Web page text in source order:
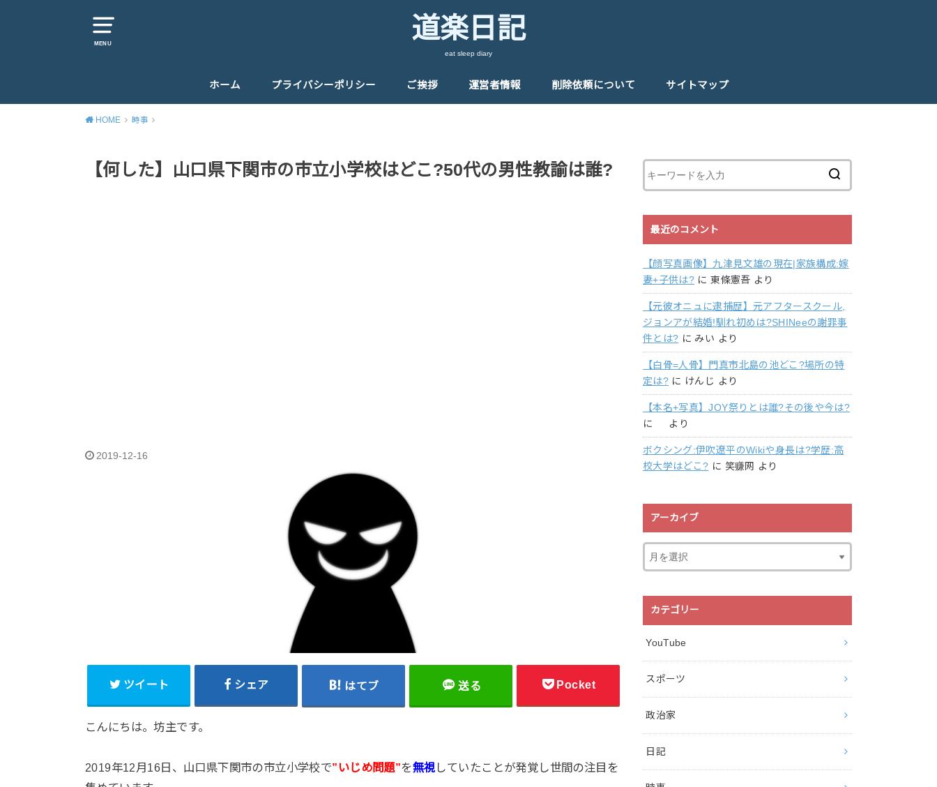
MENU 道楽日記
eat sleep diary
ホーム プライバシーポリシー ご挨拶 運営者情報 削除依頼について サイトマップ
HOME 時事
【何した】山口県下関市の市立小学校はどこ?50代の男性教諭は誰?
2019-12-16
ツイート シェア はてブ 送る Pocket
こんにちは。坊主です。
2019年12月16日、山口県下関市の市立小学校で”いじめ問題”を無視 していたことが発覚し世間の注目を
最近のコメント
【顔写真画像】九津見文雄の現在|家族構成:嫁
妻+子供は? に東條憲吾 より
【元彼オニュに逮捕歴】元アフタースクール,
ジョンアが結婚!馴れ初めは?SHINeeの謝罪事
件とは? に みい より
【白骨=人骨】門真市北島の池どこ?場所の特
定は? に けんじ より
【本名+写真】JOY祭りとは誰?その後や今は?
に
より
ボクシング:伊吹遼平のWikiや身長は?学歴:高
校大学はどこ? に 笑赚网 より
アーカイブ
カテゴリー
YouTube
スポーツ
政治家
日記